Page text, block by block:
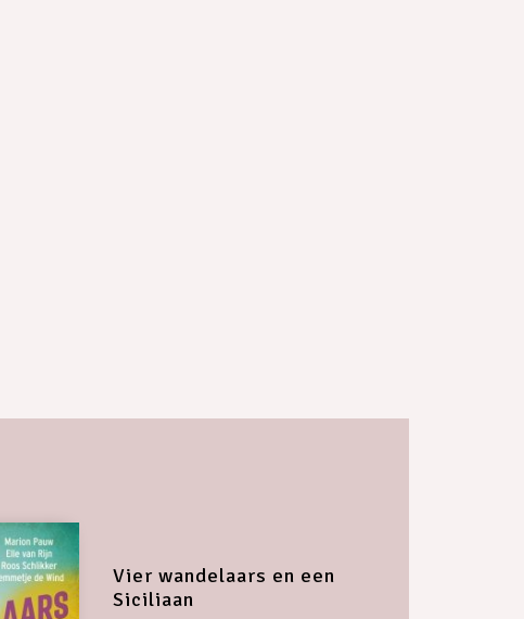
Vier wandelaars en een
Siciliaan